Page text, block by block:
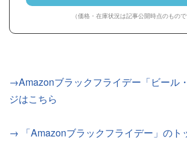
（価格・在庫状況は記事公開時点のもので
→Amazonブラックフライデー「ビール
ジはこちら
→ 「Amazonブラックフライデー」のト